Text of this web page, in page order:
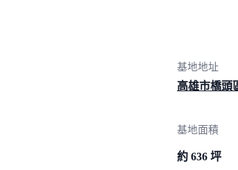
基地地址
高雄市橋頭
基地面積
約 636 坪